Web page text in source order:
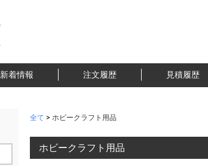
新着情報 注文履歴 見積履歴
全て > ホビークラフト用品
ホビークラフト用品